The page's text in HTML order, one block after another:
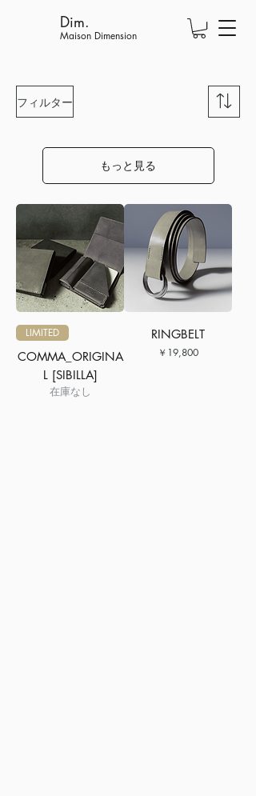
Dim.
Maison Dimension
フィルター
もっと見る
LIMITED
COMMA_ORIGINA
L [SIBILLA]
在庫なし
RINGBELT
価格
￥19,800